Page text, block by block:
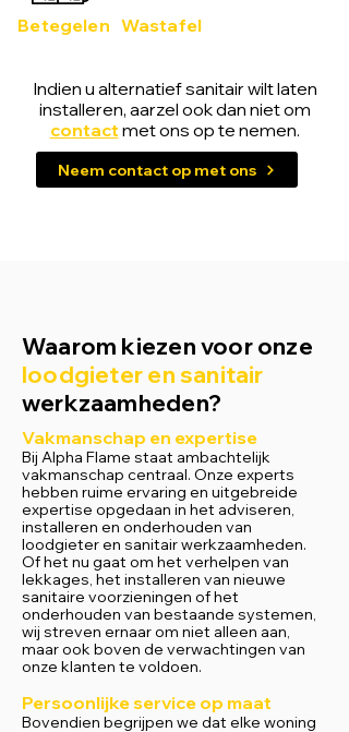
Betegelen Wastafel
Indien u alternatief sanitair wilt laten
installeren, aarzel ook dan niet om
contact met ons op te nemen.
Neem contact op met ons
Waarom kiezen voor onze
loodgieter en sanitair
werkzaamheden?
Vakmanschap en expertise
Bij Alpha Flame staat ambachtelijk
vakmanschap centraal. Onze experts
hebben ruime ervaring en uitgebreide
expertise opgedaan in het adviseren,
installeren en onderhouden van
loodgieter en sanitair werkzaamheden.
Of het nu gaat om het verhelpen van
lekkages, het installeren van nieuwe
sanitaire voorzieningen of het
onderhouden van bestaande systemen,
wij streven ernaar om niet alleen aan,
maar ook boven de verwachtingen van
onze klanten te voldoen.
Persoonlijke service op maat
Bovendien begrijpen we dat elke woning